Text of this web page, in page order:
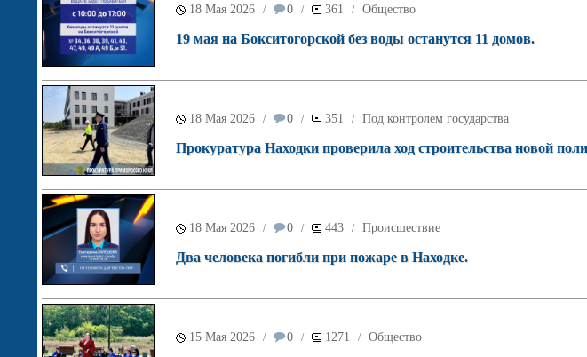
18 Мая 2026 / 0 / 361 / Общество
19 мая на Бокситогорской без воды останутся 11 домов.
18 Мая 2026 / 0 / 351 / Под контролем государства
Прокуратура Находки проверила ход строительства новой
18 Мая 2026 / 0 / 443 / Происшествие
Два человека погибли при пожаре в Находке.
15 Мая 2026 / 0 / 1271 / Общество